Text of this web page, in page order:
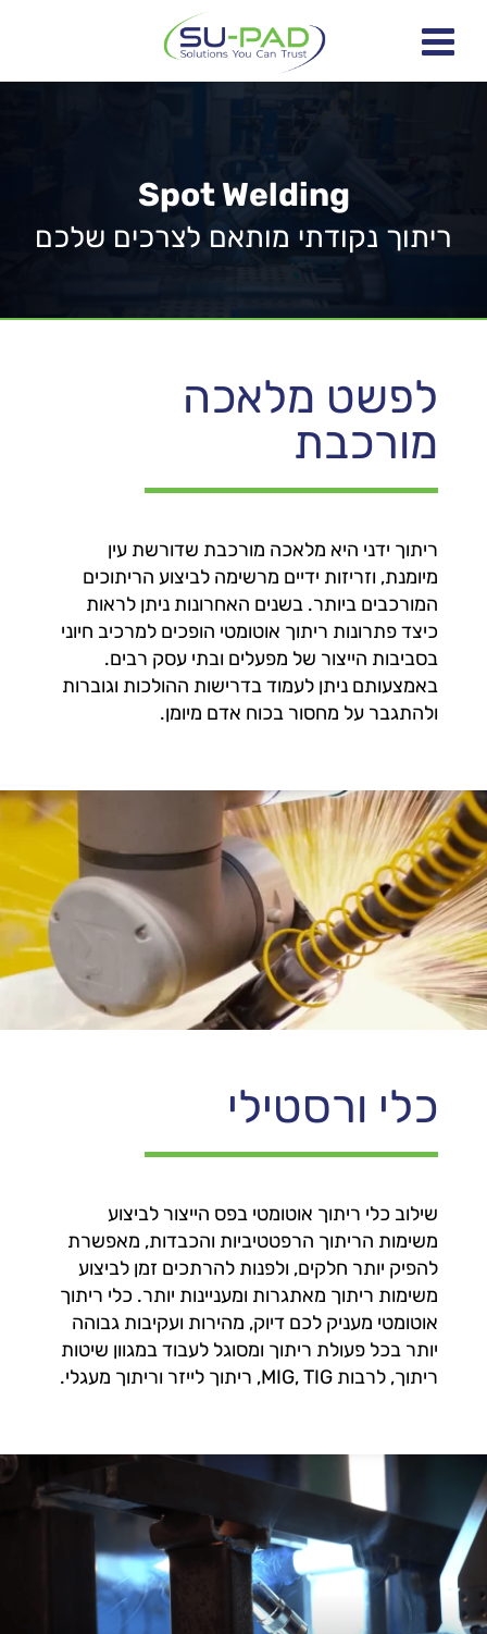
Spot Welding
ריתוך נקודתי מותאם לצרכים שלכם
לפשט מלאכה
מורכבת
ריתוך ידני היא מלאכה מורכבת שדורשת עין
מיומנת, וזריזות ידיים מרשימה לביצוע הריתוכים
המורכבים ביותר. בשנים האחרונות ניתן לראות
כיצד פתרונות ריתוך אוטומטי הופכים למרכיב חיוני
בסביבות הייצור של מפעלים ובתי עסק רבים.
באמצעותם ניתן לעמוד בדרישות ההולכות וגוברות
ולהתגבר על מחסור בכוח אדם מיומן.
כלי ורסטילי
שילוב כלי ריתוך אוטומטי בפס הייצור לביצוע
משימות הריתוך הרפטטיביות והכבדות, מאפשרת
להפיק יותר חלקים, ולפנות להרתכים זמן לביצוע
משימות ריתוך מאתגרות ומעניינות יותר. כלי ריתוך
אוטומטי מעניק לכם דיוק, מהירות ועקיבות גבוהה
יותר בכל פעולת ריתוך ומסוגל לעבוד במגוון שיטות
ריתוך, לרבות MIG, TIG, ריתוך לייזר וריתוך מעגלי.